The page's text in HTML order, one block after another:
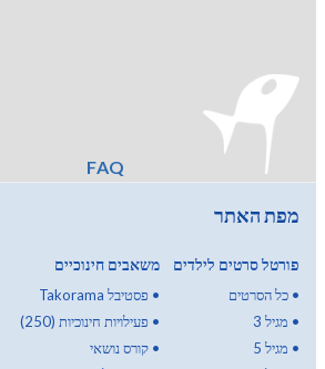
FAQ
מפת האתר
פורטל סרטים לילדים
• כל הסרטים
• מגיל 3
• מגיל 5
משאבים חינוכיים
• פסטיבל Takorama
• פעילויות חינוכיות (250)
• קורס נושאי